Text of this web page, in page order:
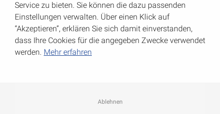
Art.-Nr.: 008008060S
Service zu bieten. Sie können die dazu passenden
Einstellungen verwalten. Über einen Klick auf
“Akzeptieren”, erklären Sie sich damit einverstanden,
dass Ihre Cookies für die angegeben Zwecke verwendet
werden. Mehr erfahren
Ablehnen